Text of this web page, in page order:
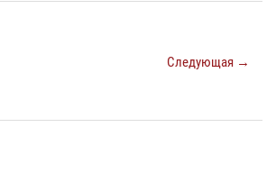
Следующая →